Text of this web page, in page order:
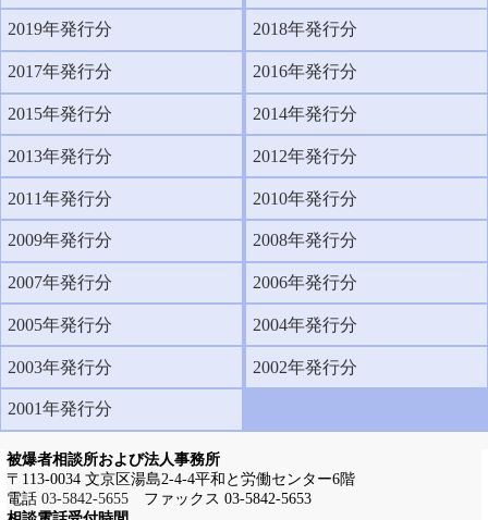
被爆者相談所および法人事務所
〒113-0034 文京区湯島2-4-4平和と労働センター6階
電話 03-5842-5655ファックス 03-5842-5653
2019年発行分 2018年発行分
2017年発行分 2016年発行分
2015年発行分 2014年発行分
2013年発行分 2012年発行分
2011年発行分 2010年発行分
2009年発行分 2008年発行分
2007年発行分 2006年発行分
2005年発行分 2004年発行分
2003年発行分 2002年発行分
2001年発行分